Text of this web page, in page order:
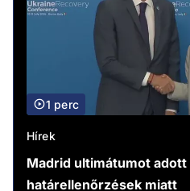
1 perc
Hírek
Madrid ultimátumot adott
határellenőrzések miatt